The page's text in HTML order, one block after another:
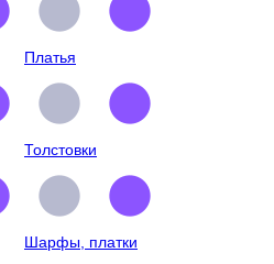
Платья
Толстовки
Шарфы, платки